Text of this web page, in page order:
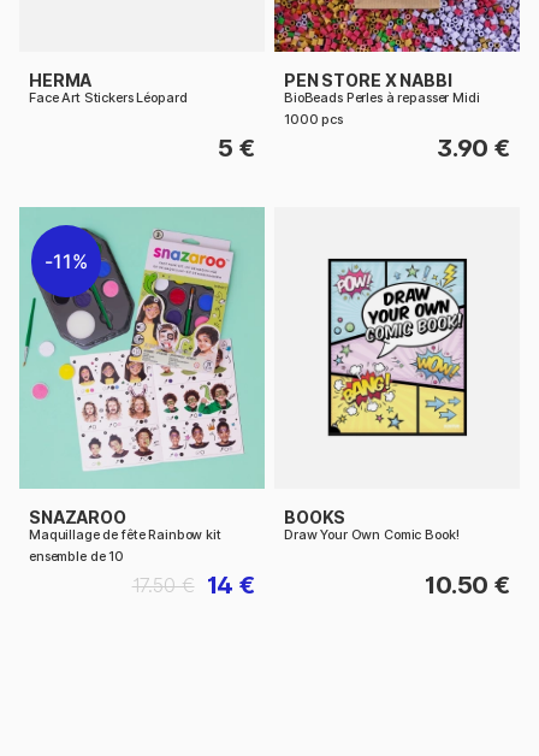
HERMA
Face Art Stickers Léopard
5 €
PEN STORE X NABBI
BioBeads Perles à repasser Midi
1000 pcs
3.90 €
11%
SNAZAROO
Maquillage de fête Rainbow kit
ensemble de 10
14 €
17.50 €
BOOKS
Draw Your Own Comic Book!
10.50 €